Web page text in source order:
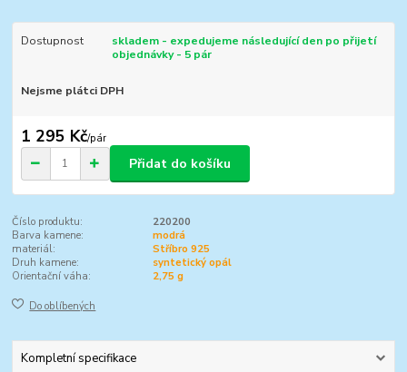
Dostupnost
skladem - expedujeme následující den po přijetí
objednávky - 5 pár
Nejsme plátci DPH
1 295 Kč/pár
Přidat do košíku
Číslo produktu:
220200
Barva kamene:
modrá
materiál:
Stříbro 925
Druh kamene:
syntetický opál
Orientační váha:
2,75 g
Do oblíbených
Kompletní specifikace